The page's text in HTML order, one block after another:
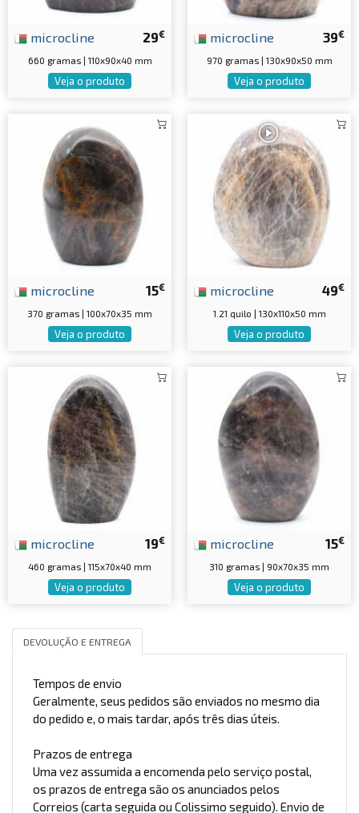
29€
microcline
660 gramas | 110x90x40 mm
Veja o produto
39€
microcline
970 gramas | 130x90x50 mm
Veja o produto
15€
microcline
370 gramas | 100x70x35 mm
Veja o produto
49€
microcline
1.21 quilo | 130x110x50 mm
Veja o produto
19€
microcline
460 gramas | 115x70x40 mm
Veja o produto
15€
microcline
310 gramas | 90x70x35 mm
Veja o produto
DEVOLUÇÃO E ENTREGA
Tempos de envio
Geralmente, seus pedidos são enviados no mesmo dia
do pedido e, o mais tardar, após três dias úteis.
Prazos de entrega
Uma vez assumida a encomenda pelo serviço postal,
os prazos de entrega são os anunciados pelos
Correios (carta seguida ou Colissimo seguido). Envio de